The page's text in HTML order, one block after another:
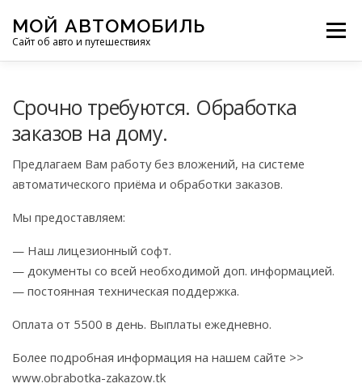
содержимому
МОЙ АВТОМОБИЛЬ
Сайт об авто и путешествиях
Меню
ФОТООТЧЕТЫ
Срочно требуются. Обработка
заказов на дому.
Предлагаем Вам работу без вложений, на системе
автоматического приёма и обработки заказов.
Мы предоставляем:
— Наш лицезионный софт.
— документы со всей необходимой доп. информацией.
— постоянная техническая поддержка.
Оплата от 5500 в день. Выплаты ежедневно.
Более подробная информация на нашем сайте >>
www.obrabotka-zakazow.tk